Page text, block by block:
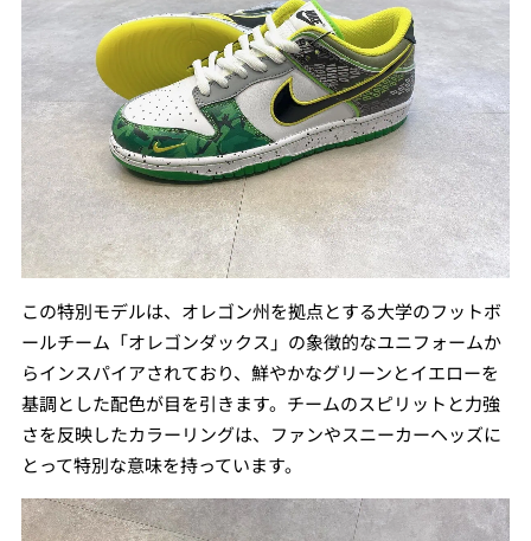
この特別モデルは、オレゴン州を拠点とする大学のフットボ
ールチーム「オレゴンダックス」の象徴的なユニフォームか
らインスパイアされており、鮮やかなグリーンとイエローを
基調とした配色が目を引きます。チームのスピリットと力強
さを反映したカラーリングは、ファンやスニーカーヘッズに
とって特別な意味を持っています。